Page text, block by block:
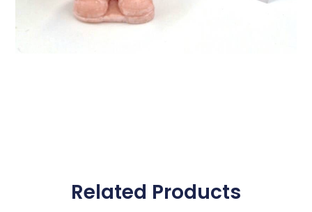
Related Products